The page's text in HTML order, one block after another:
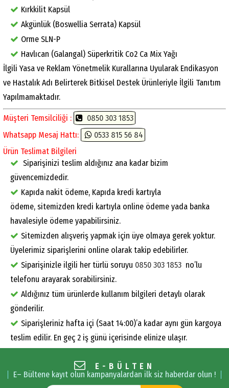
Kırkkilit Kapsül
Akgünlük (Boswellia Serrata) Kapsül
Orme SLN-P
Havlıcan (Galangal) Süperkritik Co2 Ca Mix Yağı
İlgili Yasa ve Reklam Yönetmelik Kurallarına Uyularak Endikasyon
ve Hastalık Adı Belirterek Bitkisel Destek Ürünleriyle İlgili Tanıtım
Yapılmamaktadır.
Müşteri Temsilciliği :
0850 303 1853
Whatsapp Mesaj Hattı:
0533 815 56 84
Ürün Teslimat Bilgileri
Siparişinizi teslim aldığınız ana kadar bizim
güvencemizdedir.
Kapıda nakit ödeme, Kapıda kredi kartıyla
ödeme, sitemizden kredi kartıyla online ödeme yada banka
havalesiyle ödeme yapabilirsiniz.
Sitemizden alışveriş yapmak için üye olmaya gerek yoktur.
Üyelerimiz siparişlerini online olarak takip edebilirler.
Siparişinizle ilgili her türlü soruyu 0850 303 1853 no’lu
telefonu arayarak sorabilirsiniz.
Aldığınız tüm ürünlerde kullanım bilgileri detaylı olarak
gönderilir.
Siparişleriniz hafta içi (Saat 14:00)’a kadar aynı gün kargoya
teslim edilir. En geç 2 iş günü içerisinde elinize ulaşır.
E-BÜLTEN
E– Bültene kayıt olun kampanyalardan ilk siz haberdar olun !